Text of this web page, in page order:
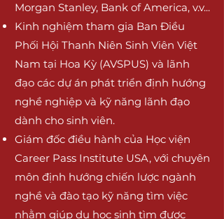
Morgan Stanley, Bank of America, v.v...
Kinh nghiệm tham gia Ban Điều
Phối Hội Thanh Niên Sinh Viên Việt
Nam tại Hoa Kỳ (AVSPUS) và lãnh
đạo các dự án phát triển định hướng
nghề nghiệp và kỹ năng lãnh đạo
dành cho sinh viên.
Giám đốc điều hành của Học viện
Career Pass Institute USA, với chuyên
môn định hướng chiến lược ngành
nghề và đào tạo kỹ năng tìm việc
nhằm giúp du học sinh tìm được